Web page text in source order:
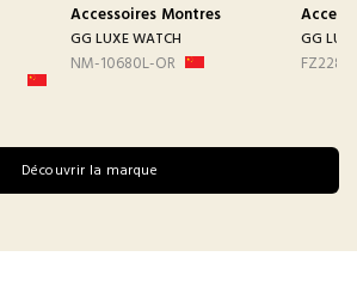
Accessoires Montres
GG LUXE WATCH
NM-10680L-OR
GG
FZ2282
Découvrir la marque